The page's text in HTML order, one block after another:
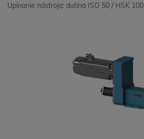
Upínanie nástroja: dutina ISO 50 / HSK 100